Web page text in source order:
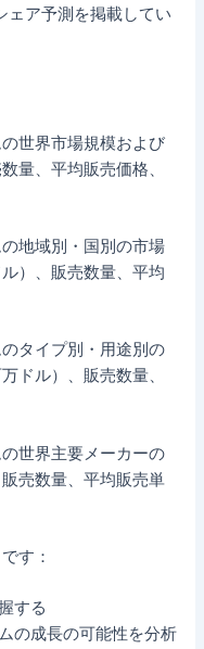
ェア予測を掲載してい
世界市場規模および
量、平均販売価格、
地域別・国別の市場
）、販売数量、平均
タイプ別・用途別の
ドル）、販売数量、
世界主要メーカーの
売数量、平均販売単
す：
する
の成長の可能性を分析